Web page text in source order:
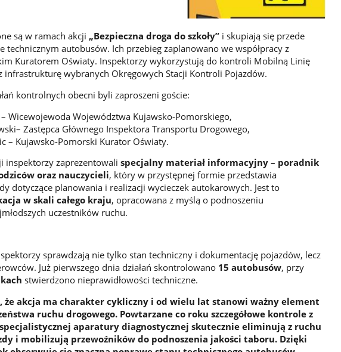
są w ramach akcji „Bezpieczna droga do szkoły” i skupiają się przede
technicznym autobusów. Ich przebieg zaplanowano we współpracy z
Kuratorem Oświaty. Inspektorzy wykorzystują do kontroli Mobilną Linię
infrastrukturę wybranych Okręgowych Stacji Kontroli Pojazdów.
kontrolnych obecni byli zaproszeni goście:
– Wicewojewoda Województwa Kujawsko-Pomorskiego,
Zastępca Głównego Inspektora Transportu Drogowego,
– Kujawsko-Pomorski Kurator Oświaty.
inspektorzy zaprezentowalispecjalny materiał informacyjny – poradnik
oraz nauczycieli, który w przystępnej formie przedstawia
dotyczące planowania i realizacji wycieczek autokarowych. Jest to
w skali całego kraju, opracowana z myślą o podnoszeniu
uczestników ruchu.
sprawdzają nie tylko stan techniczny i dokumentację pojazdów, lecz
Już pierwszego dnia działań skontrolowano 15 autobusów, przy
stwierdzono nieprawidłowości techniczne.
że akcja ma charakter cykliczny i od wielu lat stanowi ważny element
ruchu drogowego. Powtarzane co roku szczegółowe kontrole z
aparatury diagnostycznej skutecznie eliminują z ruchu
i mobilizują przewoźników do podnoszenia jakości taboru. Dzięki